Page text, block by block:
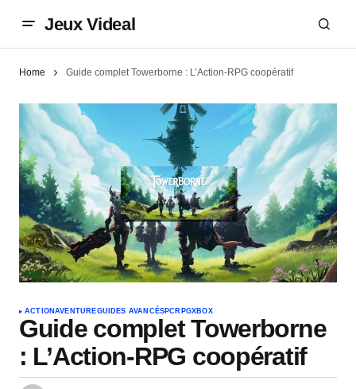
Jeux Videal
Home Guide complet Towerborne : L’Action-RPG coopératif
ACTIONAVENTUREGUIDES AVANCÉS PC RPGXBOX
Guide complet Towerborne
: L’Action-RPG coopératif